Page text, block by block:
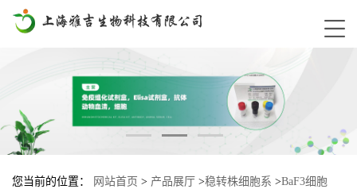
您当前的位置： 网站首页 > 产品展厅 >稳转株细胞系 >BaF3细胞